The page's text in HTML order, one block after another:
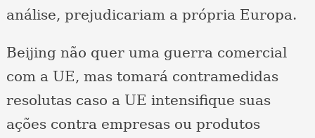
análise, prejudicariam a própria Europa.
Beijing não quer uma guerra comercial
com a UE, mas tomará contramedidas
resolutas caso a UE intensifique suas
ações contra empresas ou produtos